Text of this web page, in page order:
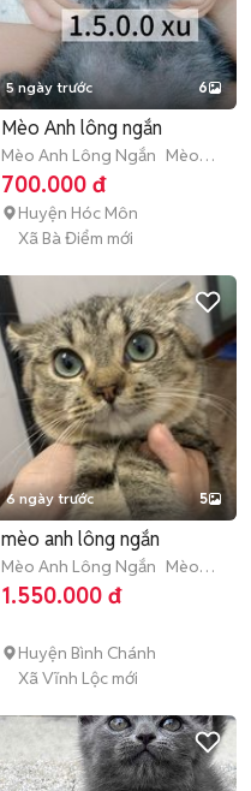
5 ngày trước 6
Mèo Anh lông ngắn
Mèo Anh Lông Ngắn Mèo
con (dưới 3 tháng tuổi)
700.000 đ
Huyện Hóc Môn
Xã Bà Điểm mới
6 ngày trước 5
mèo anh lông ngắn
Mèo Anh Lông Ngắn Mèo
trưởng thành (hơn 1 tuổi)
1.550.000 đ
Huyện Bình Chánh
Xã Vĩnh Lộc mới